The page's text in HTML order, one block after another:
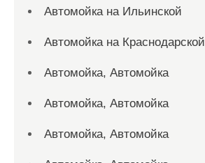
Автомойка на Ильинской
Автомойка на Краснодарской
Автомойка, Автомойка
Автомойка, Автомойка
Автомойка, Автомойка